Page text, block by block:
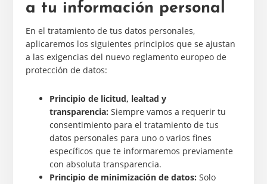
a tu información personal
En el tratamiento de tus datos personales,
aplicaremos los siguientes principios que se ajustan
a las exigencias del nuevo reglamento europeo de
protección de datos:
Principio de licitud, lealtad y
transparencia: Siempre vamos a requerir tu
consentimiento para el tratamiento de tus
datos personales para uno o varios fines
específicos que te informaremos previamente
con absoluta transparencia.
Principio de minimización de datos: Solo